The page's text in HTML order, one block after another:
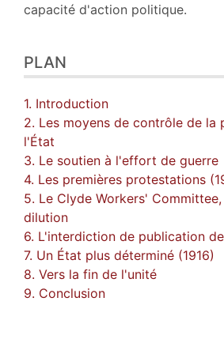
capacité d'action politique.
PLAN
1. Introduction
2. Les moyens de contrôle de la
l'État
3. Le soutien à l'effort de guerre
4. Les premières protestations
5. Le Clyde Workers'
dilution
6. L'interdiction de publication de
7. Un État plus déterminé (1916)
8. Vers la fin de l'unité
9. Conclusion